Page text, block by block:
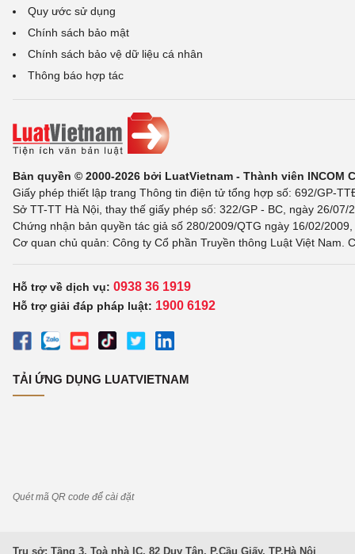
Quy ước sử dụng
Chính sách bảo mật
Chính sách bảo vệ dữ liệu cá nhân
Thông báo hợp tác
Bản quyền © 2000-2026 bởi LuatVietnam - Thành viên INCOM
Giấy phép thiết lập trang Thông tin điện tử tổng hợp số: 692/GP-
Sở TT-TT Hà Nội, thay thế giấy phép số: 322/GP - BC, ngày 26/
Chứng nhận bản quyền tác giả số 280/2009/QTG ngày 16/02/
Cơ quan chủ quản: Công ty Cổ phần Truyền thông Luật Việt Nam.
Hỗ trợ về dịch vụ: 0938 36 1919
Hỗ trợ giải đáp pháp luật: 1900 6192
TẢI ỨNG DỤNG LUATVIETNAM
Quét mã QR code để cài đặt
Trụ sở: Tầng 3, Toà nhà IC, 82 Duy Tân, P.Cầu Giấy, TP.Hà Nội